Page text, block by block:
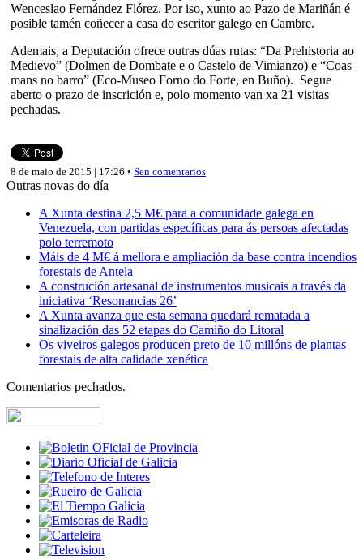
Wenceslao Fernández Flórez. Por iso, xunto ao Pazo de Mariñán é
posible tamén coñecer a casa do escritor galego en Cambre.
Ademais, a Deputación ofrece outras dúas rutas: “Da Prehistoria ao
Medievo” (Dolmen de Dombate e o Castelo de Vimianzo) e “Coas
mans no barro” (Eco-Museo Forno do Forte, en Buño). Segue
aberto o prazo de inscrición e, polo momento van xa 21 visitas
pechadas.
8 de maio de 2015 | 17:26 • Sen comentarios
Outras novas do día
A Xunta destina 2,5 M€ para a comunidade galega en
Venezuela, con partidas específicas para ás persoas afectadas
polo terremoto
Máis de 4 M€ á mellora e ampliación da base contra incendios
forestais de Antela
A construción artesanal de instrumentos musicais a través da
iniciativa ‘Resonancias 26’
A Xunta avanza que esta semana quedará rematada a
sinalización das 52 etapas do Camiño do Litoral
Os viveiros galegos producen preto de 10 millóns de plantas
forestais de alta calidade xenética
Comentarios pechados.